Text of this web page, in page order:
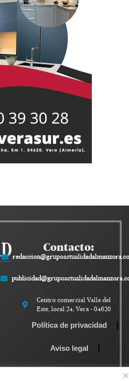
Contacto:
Centro comercial Valle del
Este, local 24, Vera - 04620
Política de privacidad
Aviso legal